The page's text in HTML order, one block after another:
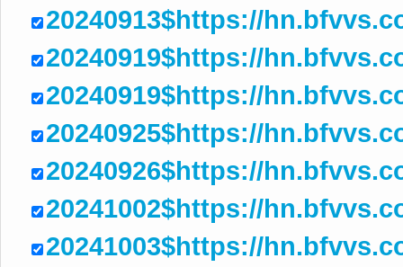
20240913$https://
20240919$https://
20240919$https://
20240925$https://
20240926$https://
20241002$https://
20241003$https://